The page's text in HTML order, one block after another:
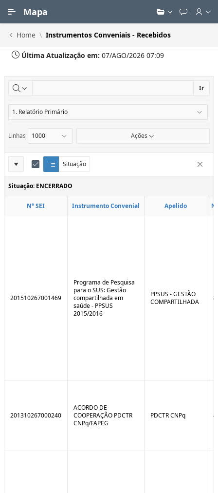
Mapa
Home Instrumentos Conveniais - Recebidos
Última Atualização em: 07/AGO/2026 07:09
Ir
Linhas Ações
Definições
do
Relatório
Situação
Q
u
e
b
E
d
i
t
Situação: ENCERRADO
N° SEI Instrumento Convenial Apelido
201510267001469
Programa de Pesquisa
para o SUS: Gestão
compartilhada em
saúde - PPSUS
2015/2016
PPSUS - GESTÃO
COMPARTILHADA
201310267000240
ACORDO DE
COOPERAÇÃO PDCTR
CNPq/FAPEG
PDCTR CNPq